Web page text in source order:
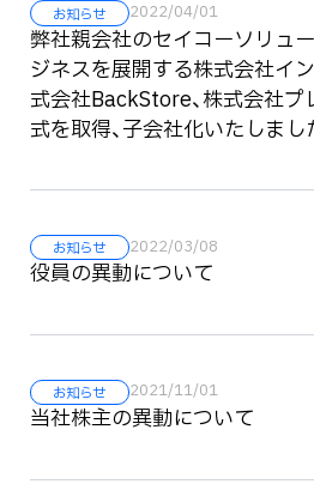
お知らせ 2022/04/01
弊社親会社のセイコーソリュ
ジネスを展開する株式会社イ
式会社BackStore、株式会社
式を取得、子会社化いたしまし
お知らせ 2022/03/08
役員の異動について
お知らせ 2021/11/01
当社株主の異動について